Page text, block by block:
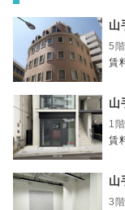
山
賃
山
賃
山